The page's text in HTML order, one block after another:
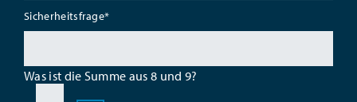
Sicherheitsfrage*
Was ist die Summe aus 8 und 9?